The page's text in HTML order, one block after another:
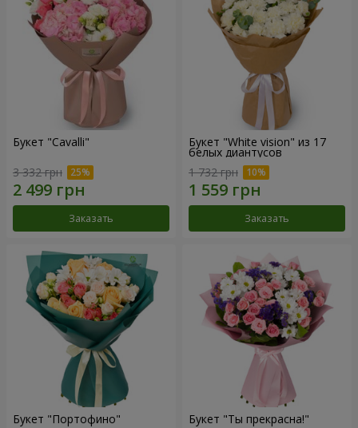
Букет "Cаvalli"
3 332 грн
Заказать
Букет "White vision" из 17
белых диантусов
1 732 грн
Заказать
Букет "Портофино" Букет "Ты прекрасна!"